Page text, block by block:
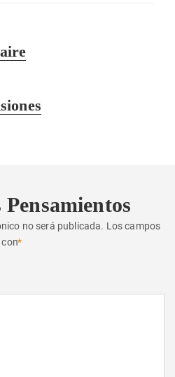
no será publicada. Los campos
con*